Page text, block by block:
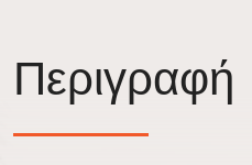
Περιγραφή